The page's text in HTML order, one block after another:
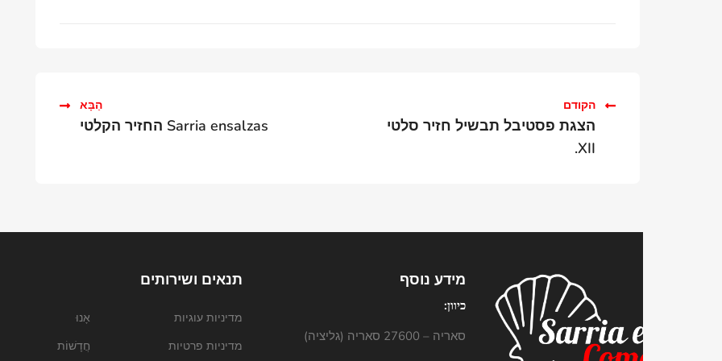
הצגת פסטיבל תבשיל חזיר סלטי
Sarria ensalzas החזיר הקלטי
מידע נוסף
כיוון:
סאריה – 27600 סאריה (גליציה)
תנאים ושירותים
מדיניות פרטיות
חֲדָשׁוֹת